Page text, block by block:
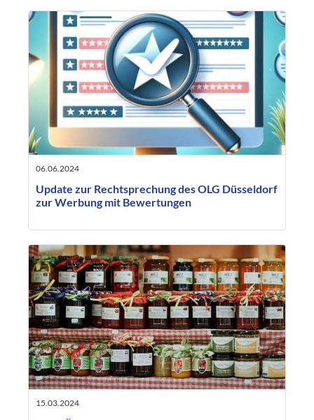
06.06.2024
Update zur Rechtsprechung des OLG Düsseldorf
zur Werbung mit Bewertungen
15.03.2024